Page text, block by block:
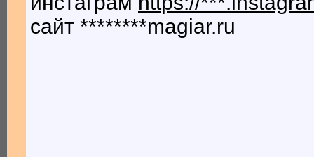
сайт ********magiar.ru